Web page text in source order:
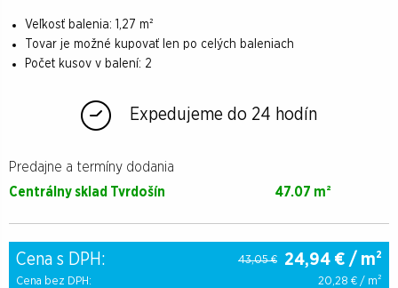
Veľkosť balenia:
1,27 m²
Tovar je možné kupovať len po celých baleniach
Počet kusov v balení: 2
Expedujeme do 24 hodín
Predajne a termíny dodania
Centrálny sklad Tvrdošín 47.07 m²
Cena s DPH: 24,94 € / m²
43,05 €
Cena bez DPH:
20,28 € / m²